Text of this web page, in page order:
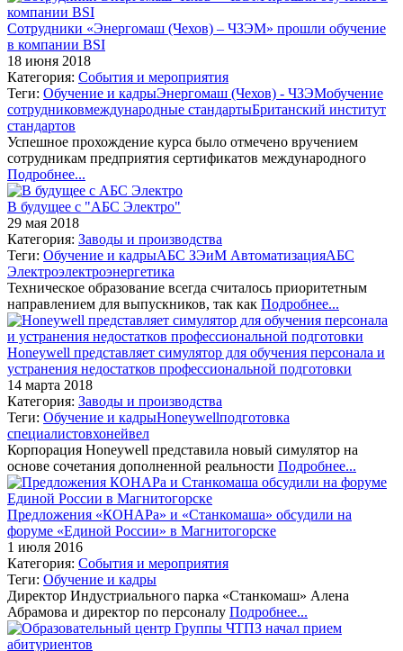
Сотрудники «Энергомаш (Чехов) – ЧЗЭМ» прошли обучение
в компании BSI
18 июня 2018
Категория: События и мероприятия
Теги: Обучение и кадрыЭнергомаш (Чехов) - ЧЗЭМобучение
сотрудниковмеждународные стандартыБританский институт
стандартов
Успешное прохождение курса было отмечено вручением
сотрудникам предприятия сертификатов международного
Подробнее...
В будущее с "АБС Электро"
29 мая 2018
Категория: Заводы и производства
Теги: Обучение и кадрыАБС ЗЭиМ АвтоматизацияАБС
Электроэлектроэнергетика
Техническое образование всегда считалось приоритетным
направлением для выпускников, так как Подробнее...
Honeywell представляет симулятор для обучения персонала и
устранения недостатков профессиональной подготовки
14 марта 2018
Категория: Заводы и производства
Теги: Обучение и кадрыHoneywellподготовка
специалистовхонейвел
Корпорация Honeywell представила новый симулятор на
основе сочетания дополненной реальности Подробнее...
Предложения «КОНАРа» и «Станкомаша» обсудили на
форуме «Единой России» в Магнитогорске
1 июля 2016
Категория: События и мероприятия
Теги: Обучение и кадры
Директор Индустриального парка «Станкомаш» Алена
Абрамова и директор по персоналу Подробнее...